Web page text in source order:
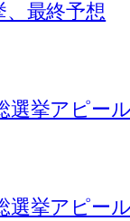
、最終予想
選挙アピー
選挙アピー